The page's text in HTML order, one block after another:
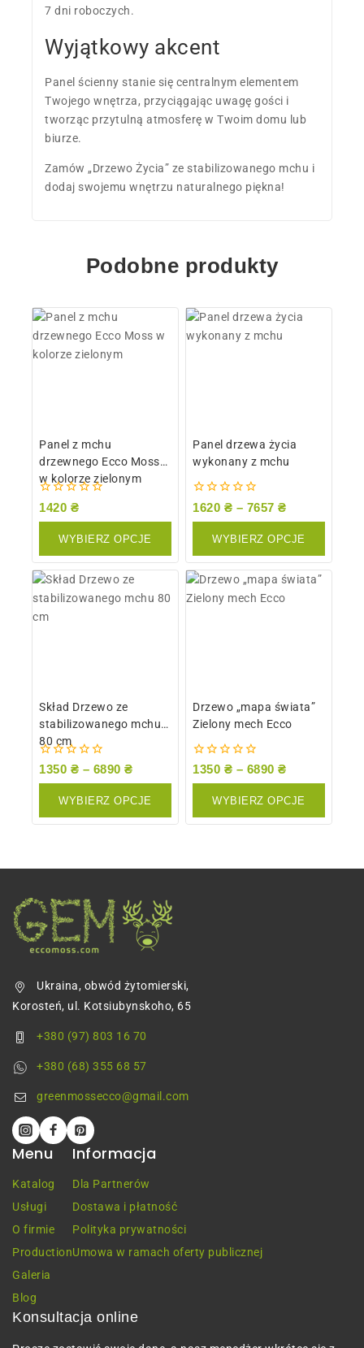
7 dni roboczych.
Wyjątkowy akcent
Panel ścienny stanie się centralnym elementem
Twojego wnętrza, przyciągając uwagę gości i
tworząc przytulną atmosferę w Twoim domu lub
biurze.
Zamów „Drzewo Życia” ze stabilizowanego mchu i
dodaj swojemu wnętrzu naturalnego piękna!
Podobne produkty
Panel z mchu
drzewnego Ecco Moss
w kolorze zielonym
0
1420 ₴
WYBIERZ OPCJE
Panel drzewa życia
wykonany z mchu
0
1620 ₴ – 7657 ₴
WYBIERZ OPCJE
Skład Drzewo ze
stabilizowanego mchu
80 cm
0
1350 ₴ – 6890 ₴
WYBIERZ OPCJE
Drzewo „mapa świata”
Zielony mech Ecco
0
1350 ₴ – 6890 ₴
WYBIERZ OPCJE
Ukraina, obwód żytomierski,
Korosteń, ul. Kotsiubynskoho, 65
+380 (97) 803 16 70
+380 (68) 355 68 57
greenmossecco@gmail.com
Menu
Katalog
Usługi
O firmie
Production
Galeria
Blog
Informacja
Dla Partnerów
Dostawa i płatność
Polityka prywatności
Umowa w ramach oferty publicznej
Konsultacja online